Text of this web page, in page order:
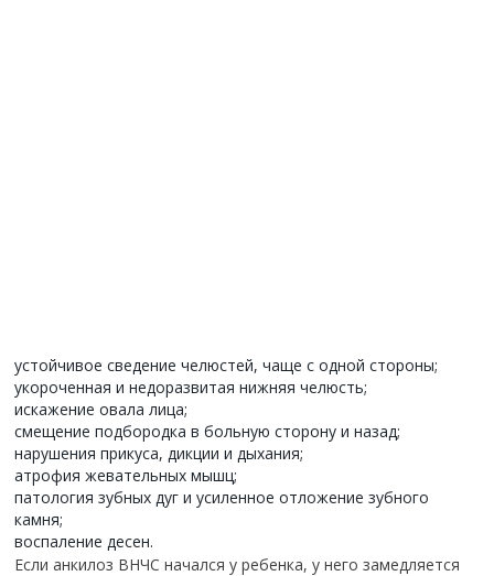
устойчивое сведение челюстей, чаще с одной стороны;
укороченная и недоразвитая нижняя челюсть;
искажение овала лица;
смещение подбородка в больную сторону и назад;
нарушения прикуса, дикции и дыхания;
атрофия жевательных мышц;
патология зубных дуг и усиленное отложение зубного
камня;
воспаление десен.
Если анкилоз ВНЧС начался у ребенка, у него замедляется